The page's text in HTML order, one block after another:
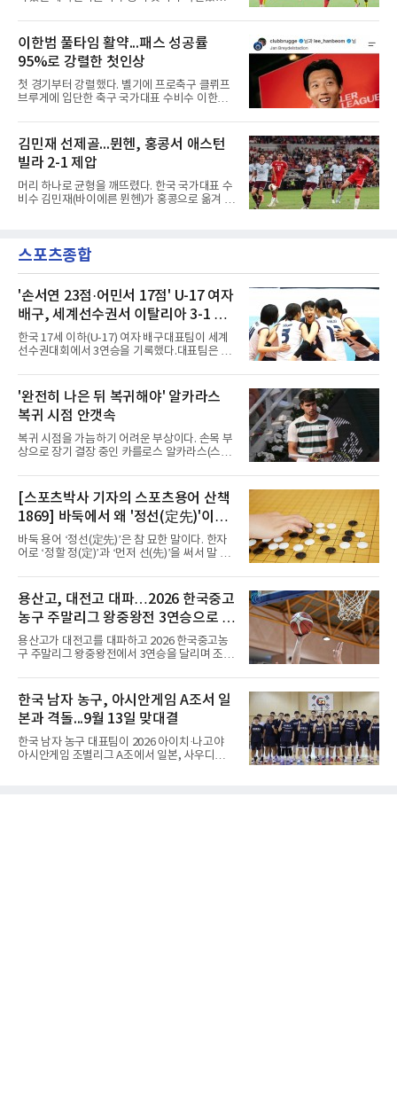
그는 후반 37분 상대 수비 라인 사이를 찌르는
흔들었다.시점도 좋았다. 프랑스 올랭피크 리옹
이적설이 도는 배준호는 시즌 첫
일(한국시간) 옌스 카스트로프가 6일 아마추어
팀 로타흐-에게른과의 친선경기에서 어깨를 다
쳐 당분간 출전이 어렵다고 밝혔다. 그는 후반 교
체 투입돼 두 골을 넣었으나 후반 22분 부상으로
물러났다.독일인 아버지와 한국인 어머니 사이
에서 태어난 카스트로프는 측면 미드필더와 측
면 수비가 가능한 자원으로, 월드컵 남아프리카
은 그가 처음이다. 묀헨글라트바흐는 23일 DFB
포칼 1라운드, 29일 라이프치히
이한범 풀타임 활약...패스 성공률
95%로 강렬한 첫인상
첫 경기부터 강렬했다. 벨기에 프로축구 클뤼프
브루게에 입단한 축구 국가대표 수비수 이한범
뽑혔다.이한범은 8일(한국시간) 벨기에 브뤼헤
의 얀 브레이덜 스타디온에서 열린 코르트레이
크와의 2026-2027 벨기에 주필러리그 1라운드
홈 경기에 선발로 나서 경기 종료까지 뛰었다.출
발 자체가 빨랐다. 2026 북중미 월드컵에서 한국
의 조별리그 3경기를 모두 풀타임으로 소화하며
대표팀 중앙 수비의 주축으로 자리 잡은 그는 덴
선발로 곧장 투입돼 90분을 소화하며 팀의 3-0
완승에 힘을 보탰다.기록도
김민재 선제골...뮌헨, 홍콩서 애스턴
빌라 2-1 제압
머리 하나로 균형을 깨뜨렸다. 한국 국가대표 수
비수 김민재(바이에른 뮌헨)가 홍콩으로 옮겨 열
랜드)와의 친선경기에서 전반 37분 0의 균형을
깨는 골을 넣었다. 톰 비쇼프가 왼쪽 측면에서 올
며 골 그물을 흔들었다.흐름은 좋았다. 제주전에
서 주장 완장을 차고 30여 분을 소화했던 그는
이날도 선발로 나서 요나탄 타와 중앙 수비진에
서 호흡을 맞췄고, 후반 18분까지 뛰고 이토 히
로키로 교체됐다.분데스리가 최다 우승팀(35회)
뮌헨은 프리시즌 아시아
스포츠종합
'손서연 23점·어민서 17점' U-17 여자
배구, 세계선수권서 이탈리아 3-1 완
파...조별리그 3연승
한국 17세 이하(U-17) 여자 배구대표팀이 세계
선수권대회에서 3연승을 기록했다.대표팀은 9
FIVB U-17 여자 세계선수권대회 조별리그 D조
3차전에서 이탈리아를 3-1(25-14 25-19 13-25
25-20)로 꺾었다. 푸에르토리코, 대만에 이은 3
연승으로 승점 9를 쌓아 조 1위에 올랐다. 24개
팀이 6개 팀씩 4개 조로 나뉘어 조별리그를 치르
며 각 조 상위 4개 팀이 16강에 진출한다.지난해
U-16 아시아선수권 우승으로 처음 이 대회에 나
종반 점수 차를 벌려 승점 3을 챙겼다.블로킹은
7-16으로 밀렸지만 한국보다
'완전히 나은 뒤 복귀해야' 알카라스
복귀 시점 안갯속
복귀 시점을 가늠하기 어려운 부상이다. 손목 부
상으로 장기 결장 중인 카를로스 알카라스(스페
을지 관심이 쏠린다.얀니크 신네르(이탈리아)와
정상을 다투던 알카라스는 지난 4월 바르셀로나
오픈 이후 넉 달째 남자프로테니스(ATP) 투어 경
기에 나서지 못하고 있다. 9일 영국 BBC 등에 따
르면 그는 손목 힘줄을 감싸는 활막에 염증이 생
기는 건초염을 앓고 있다.이 부상이 까다로운 이
유가 있다. 반복적으로 라켓을 쥐고 휘두르는 동
최장 1년의 회복이 필요하다. 알카라스는 수술
은 받지 않았다. 라켓
[스포츠박사 기자의 스포츠용어 산책
1869] 바둑에서 왜 '정선(定先)'이라
말할까
바둑 용어 ‘정선(定先)’은 참 묘한 말이다. 한자
어로 ‘정할 정(定)’과 ‘먼저 선(先)’을 써서 말 그
이 먼저 두되 백에게 덤을 주지 않는 방식이다.
요즘 프로기사들의 대국은 대부분 ‘호선(互
先)’으로 치러지고, 백에게 6집 반 또는 7집 반의
덤을 주는 것이 일반적이다. (본 코너 1868회 ‘바
둑에서 왜 ‘호선(互先)’이라 말할까‘ 참조) 반면
정선에서는 흑이 먼저 두는 대신 덤이 없다. 한국
기원 역시 기력 차이를 표시하는 기준에서 정선
상선(先相先), 선이선(先二先) 등 여러 단계가
용산고, 대전고 대파…2026 한국중고
농구 주말리그 왕중왕전 3연승으로 조
1위 16강 진출
용산고가 대전고를 대파하고 2026 한국중고농
구 주말리그 왕중왕전에서 3연승을 달리며 조 1
우슬체육관에서 열린 대회 남고부 B조 예선 3차
전에서 대전고를 상대로 주전 선수들의 고른 활
약을 앞세워 108-33으로 대승을 거뒀다.용산고
는 배대범이 22점, 김민기가 19점, 이승민이 13
점을 올리며 공격을 이끌었다. 경기 초반부터 주
도권을 잡은 용산고는 일찌감치 승기를 굳히며
대전고에 큰 점수 차 승리를 거뒀다.이로써 용산
한국 남자 농구, 아시안게임 A조서 일
본과 격돌...9월 13일 맞대결
한국 남자 농구 대표팀이 2026 아이치·나고야
아시안게임 조별리그 A조에서 일본, 사우디아라